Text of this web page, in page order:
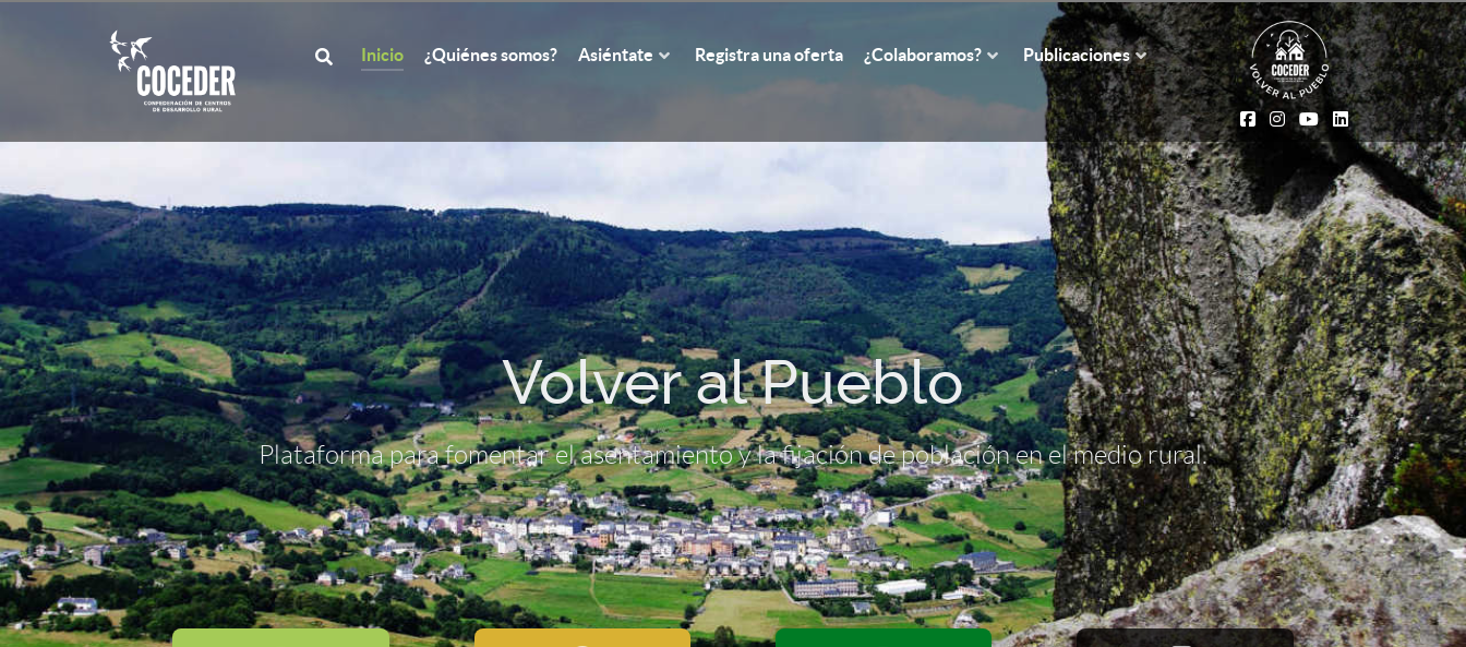
Inicio ¿Quiénes somos? Asiéntate Registra una oferta ¿Colaboramos? Publicaciones
Volver al Pueblo
Plataforma para fomentar el asentamiento y la fijación de población en el medio rural.